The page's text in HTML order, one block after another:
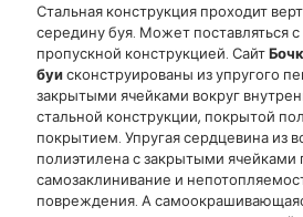
Стальная конструкция проходит
середину буя. Может поставляться
пропускной конструкцией. Сайт
буисконструированы из упругого
закрытыми ячейками вокруг
стальной конструкции, покрытой
покрытием. Упругая сердцевина из
полиэтилена с закрытыми ячейками
самозаклинивание и
повреждения. А